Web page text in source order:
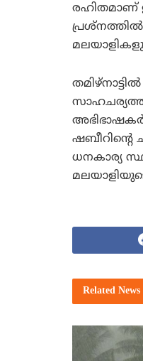
രഹിതമാണ്
അഭിഭാഷകര്‍
ധനകാര്യ
Related News